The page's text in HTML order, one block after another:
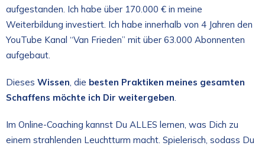
aufgestanden. Ich habe über 170.000 € in meine
Weiterbildung investiert. Ich habe innerhalb von 4 Jahren den
YouTube Kanal “Van Frieden” mit über 63.000 Abonnenten
aufgebaut.
Dieses Wissen, die besten Praktiken meines gesamten
Schaffens möchte ich Dir weitergeben.
Im Online-Coaching kannst Du ALLES lernen, was Dich zu
einem strahlenden Leuchtturm macht. Spielerisch, sodass Du